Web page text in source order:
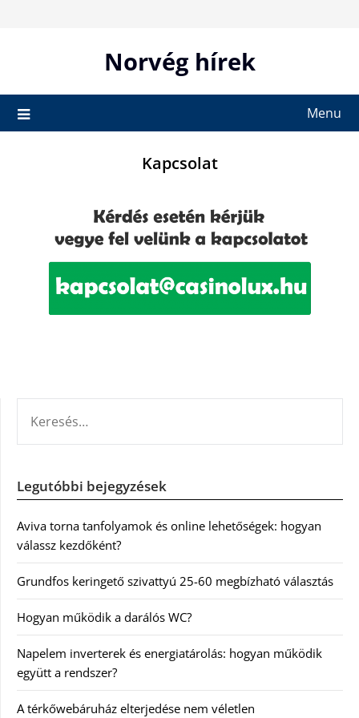
Norvég hírek
Menu
Kapcsolat
Legutóbbi bejegyzések
Aviva torna tanfolyamok és online lehetőségek: hogyan
válassz kezdőként?
Grundfos keringető szivattyú 25-60 megbízható választás
Hogyan működik a darálós WC?
Napelem inverterek és energiatárolás: hogyan működik
együtt a rendszer?
A térkőwebáruház elterjedése nem véletlen